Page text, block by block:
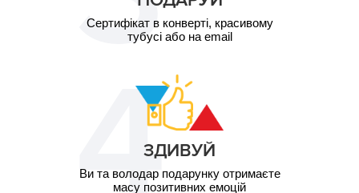
Сертифікат в конверті, красивому
тубусі або на email
ЗДИВУЙ
Ви та володар подарунку отримаєте
масу позитивних емоцій